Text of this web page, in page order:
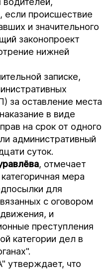
происшествие
и значительного
законопроект
нижней
записке,
за оставление места
в виде
на срок от одного
административный
суток.
, отмечает
мера
для
с оговором
и
преступления
категории дел в
утверждает, что